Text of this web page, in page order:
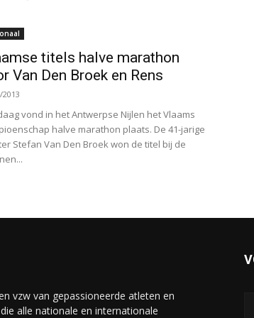
titels halve marathon
Van Den Broek en Rens
vond in het Antwerpse Nijlen het Vlaams
halve marathon plaats. De 41-jarige
Stefan Van Den Broek won de titel bij de
vzw van gepassioneerde atleten en
alle nationale en internationale